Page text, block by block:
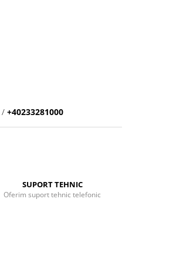
/ +40233281000
SUPORT TEHNIC
Oferim suport tehnic telefonic